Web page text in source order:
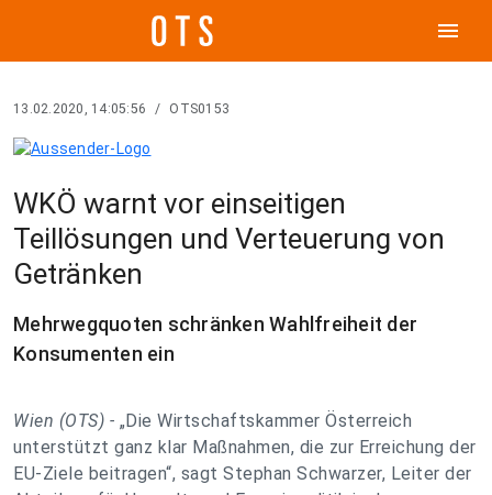
menu
13.02.2020, 14:05:56 / OTS0153
WKÖ warnt vor einseitigen
Teillösungen und Verteuerung von
Getränken
Mehrwegquoten schränken Wahlfreiheit der
Konsumenten ein
Wien (OTS) - „Die Wirtschaftskammer Österreich
unterstützt ganz klar Maßnahmen, die zur Erreichung der
EU-Ziele beitragen“, sagt Stephan Schwarzer, Leiter der